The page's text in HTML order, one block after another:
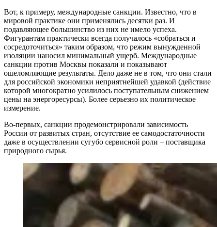
Вот, к примеру, международные санкции. Известно, что в
мировой практике они применялись десятки раз. И
подавляющее большинство из них не имело успеха.
Фигурантам практически всегда получалось «собраться и
сосредоточиться» таким образом, что режим вынужденной
изоляции наносил минимальный ущерб. Международные
санкции против Москвы показали и показывают
ошеломляющие результаты. Дело даже не в том, что они стали
для российской экономики неприятнейшей удавкой (действие
которой многократно усилилось поступательным снижением
цены на энергоресурсы). Более серьезно их политическое
измерение.
Во-первых, санкции продемонстрировали зависимость
России от развитых стран, отсутствие ее самодостаточности
даже в осуществлении сугубо сервисной роли – поставщика
природного сырья.